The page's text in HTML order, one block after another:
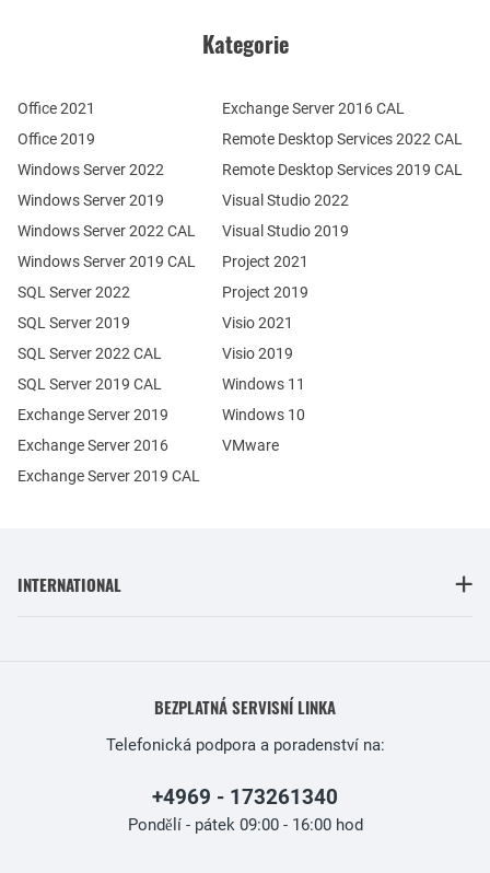
Kategorie
Office 2021
Office 2019
Windows Server 2022
Windows Server 2019
Exchange Server 2019
Exchange Server 2016
SQL Server 2022
SQL Server 2019
Windows Server 2022 CAL
Windows Server 2019 CAL
SQL Server 2022 CAL
SQL Server 2019 CAL
Remote Desktop Services 2022 CAL
Remote Desktop Services 2019 CAL
Exchange Server 2019 CAL
Exchange Server 2016 CAL
Visual Studio 2022
Visual Studio 2019
Project 2021
Project 2019
Visio 2021
Visio 2019
Windows 11
Windows 10
VMware
INTERNATIONAL
BEZPLATNÁ SERVISNÍ LINKA
Telefonická podpora a poradenství na:
+4969 - 173261340
Pondělí - pátek 09:00 - 16:00 hod